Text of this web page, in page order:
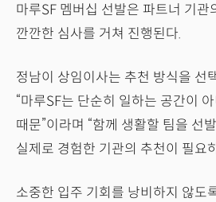
마루SF 멤버십 선발은 파트너 기관
깐깐한 심사를 거쳐 진행된다.
정남이 상임이사는 추천 방식을 선
“마루SF는 단순히 일하는 공간이
때문”이라며 “함께 생활할 팀을 선
실제로 경험한 기관의 추천이 필요
소중한 입주 기회를 낭비하지 않도